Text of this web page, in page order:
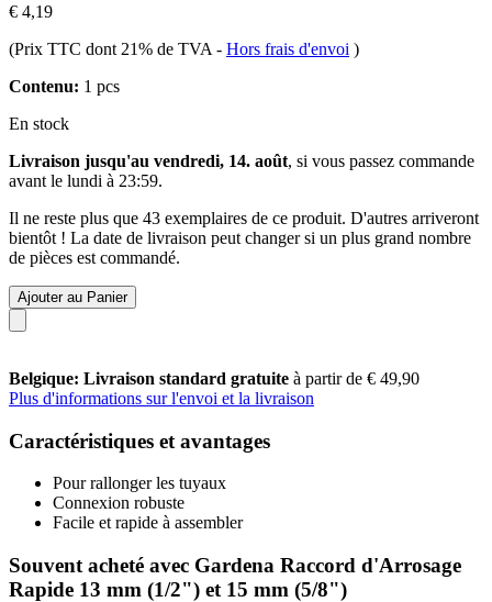
€ 4,19
(Prix TTC dont 21% de TVA - Hors frais d'envoi )
Contenu: 1 pcs
En stock
Livraison jusqu'au vendredi, 14. août, si vous passez commande
avant le lundi à 23:59.
Il ne reste plus que 43 exemplaires de ce produit. D'autres arriveront
bientôt ! La date de livraison peut changer si un plus grand nombre
de pièces est commandé.
Ajouter au Panier
Belgique: Livraison standard gratuite à partir de € 49,90
Plus d'informations sur l'envoi et la livraison
Caractéristiques et avantages
Pour rallonger les tuyaux
Connexion robuste
Facile et rapide à assembler
Souvent acheté avec Gardena Raccord d'Arrosage
Rapide 13 mm (1/2") et 15 mm (5/8")